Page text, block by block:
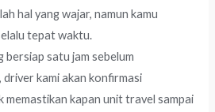
hal yang wajar, namun kamu
tepat waktu.
bersiap satu jam sebelum
kami akan konfirmasi
memastikan kapan unit travel sampai